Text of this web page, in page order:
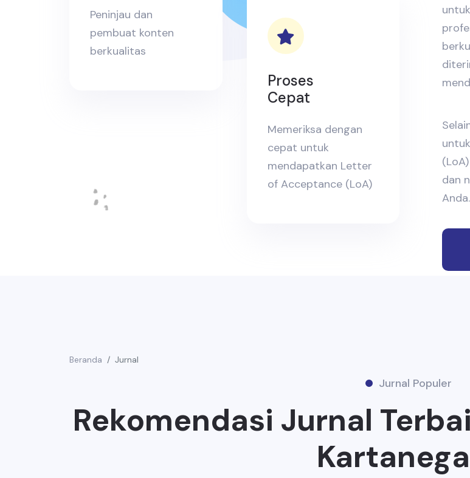
Peninjau dan
pembuat konten
berkualitas
Proses
Cepat
Memeriksa dengan
cepat untuk
mendapatkan Letter
of Acceptance (LoA)
dan
Anda.
Beranda Jurnal
Jurnal Populer
Rekomendasi Jurnal